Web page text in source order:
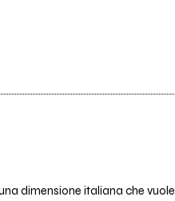
dimensione italiana che vuole